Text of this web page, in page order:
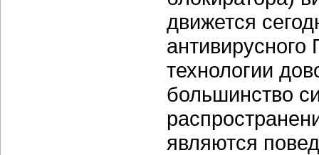
движется
технологии
большинство
являются